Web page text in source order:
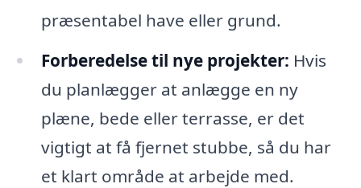
præsentabel have eller grund.
Forberedelse til nye projekter: Hvis
du planlægger at anlægge en ny
plæne, bede eller terrasse, er det
vigtigt at få fjernet stubbe, så du har
et klart område at arbejde med.